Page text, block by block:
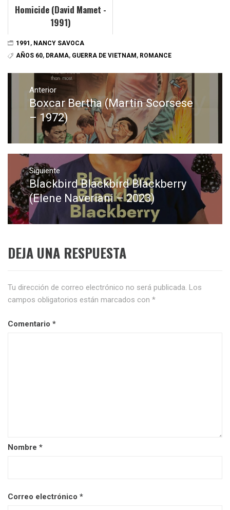
Homicide (David Mamet -
1991)
1991 , NANCY SAVOCA
AÑOS 60, DRAMA, GUERRA DE VIETNAM , ROMANCE
Navegación
entradas
Anterior
Entrada
anterior:
Boxcar Bertha (Martin Scorsese
– 1972)
Siguiente
Entrada
siguiente:
Blackbird Blackbird Blackberry
(Elene Naveriani – 2023)
DEJA UNA RESPUESTA
Tu dirección de correo electrónico no será publicada. Los
campos obligatorios están marcados con *
Comentario *
Nombre *
Correo electrónico *